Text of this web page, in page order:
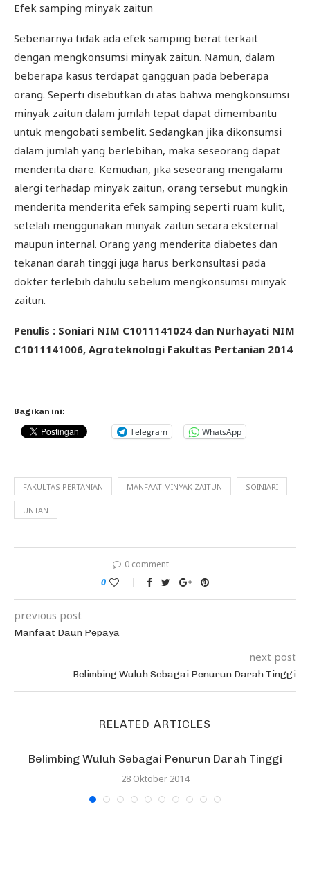
Efek samping minyak zaitun
Sebenarnya tidak ada efek samping berat terkait
dengan mengkonsumsi minyak zaitun. Namun, dalam
beberapa kasus terdapat gangguan pada beberapa
orang. Seperti disebutkan di atas bahwa mengkonsumsi
minyak zaitun dalam jumlah tepat dapat dimembantu
untuk mengobati sembelit. Sedangkan jika dikonsumsi
dalam jumlah yang berlebihan, maka seseorang dapat
menderita diare. Kemudian, jika seseorang mengalami
alergi terhadap minyak zaitun, orang tersebut mungkin
menderita menderita efek samping seperti ruam kulit,
setelah menggunakan minyak zaitun secara eksternal
maupun internal. Orang yang menderita diabetes dan
tekanan darah tinggi juga harus berkonsultasi pada
dokter terlebih dahulu sebelum mengkonsumsi minyak
zaitun.
Penulis : Soniari NIM C1011141024 dan Nurhayati NIM
C1011141006, Agroteknologi Fakultas Pertanian 2014
Bagikan ini:
Telegram WhatsApp
FAKULTAS PERTANIAN MANFAAT MINYAK ZAITUN SOINIARI
UNTAN
0 comment
0
previous post
Manfaat Daun Pepaya
next post
Belimbing Wuluh Sebagai Penurun Darah Tinggi
RELATED ARTICLES
Belimbing Wuluh Sebagai Penurun Darah Tinggi
28 Oktober 2014